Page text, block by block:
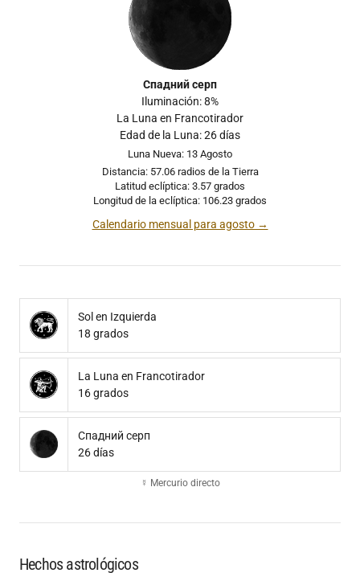
Спадний серп
Iluminación: 8%
La Luna en Francotirador
Edad de la Luna: 26 días
Luna Nueva: 13 Agosto
Distancia: 57.06 radios de la Tierra
Latitud eclíptica: 3.57 grados
Longitud de la eclíptica: 106.23 grados
Calendario mensual para agosto →
Sol en Izquierda
18 grados
La Luna en Francotirador
16 grados
Спадний серп
26 días
☿ Mercurio directo
Hechos astrológicos